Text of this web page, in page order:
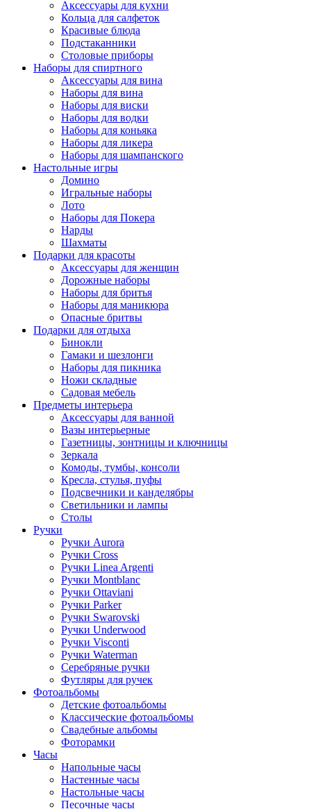
Аксессуары для кухни
Кольца для салфеток
Красивые блюда
Подстаканники
Столовые приборы
Наборы для спиртного
Аксессуары для вина
Наборы для вина
Наборы для виски
Наборы для водки
Наборы для коньяка
Наборы для ликера
Наборы для шампанского
Настольные игры
Домино
Игральные наборы
Лото
Наборы для Покера
Нарды
Шахматы
Подарки для красоты
Аксессуары для женщин
Дорожные наборы
Наборы для бритья
Наборы для маникюра
Опасные бритвы
Подарки для отдыха
Бинокли
Гамаки и шезлонги
Наборы для пикника
Ножи складные
Садовая мебель
Предметы интерьера
Аксессуары для ванной
Вазы интерьерные
Газетницы, зонтницы и ключницы
Зеркала
Комоды, тумбы, консоли
Кресла, стулья, пуфы
Подсвечники и канделябры
Светильники и лампы
Столы
Ручки
Ручки Aurora
Ручки Cross
Ручки Linea Argenti
Ручки Montblanc
Ручки Ottaviani
Ручки Parker
Ручки Swarovski
Ручки Underwood
Ручки Visconti
Ручки Waterman
Серебряные ручки
Футляры для ручек
Фотоальбомы
Детские фотоальбомы
Классические фотоальбомы
Свадебные альбомы
Фоторамки
Часы
Напольные часы
Настенные часы
Настольные часы
Песочные часы